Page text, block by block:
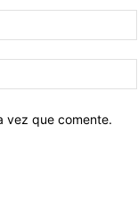
vez que comente.